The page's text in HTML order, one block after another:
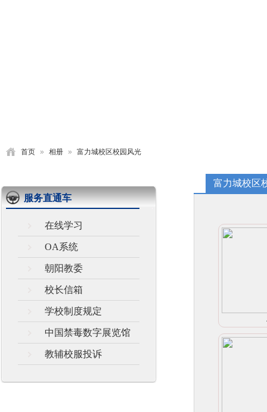
首页 » 相册 » 富力城校区校园风光
服务直通车
在线学习
OA系统
朝阳教委
校长信箱
学校制度规定
中国禁毒数字展览馆
教辅校服投诉
富力城校区